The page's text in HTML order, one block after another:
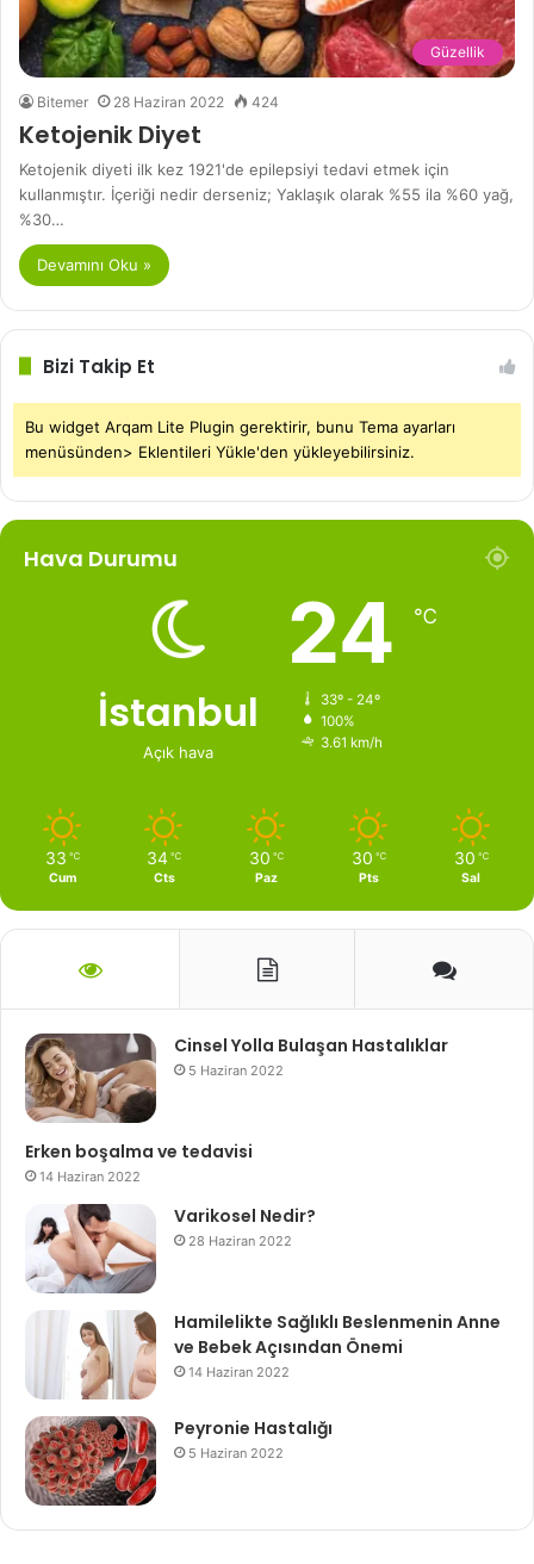
Güzellik
Bitemer 28 Haziran 2022 424
Ketojenik Diyet
Ketojenik diyeti ilk kez 1921'de epilepsiyi tedavi etmek için
kullanmıştır. İçeriği nedir derseniz; Yaklaşık olarak %55 ila %60 yağ,
%30…
Devamını Oku »
Bizi Takip Et
Bu widget Arqam Lite Plugin gerektirir, bunu Tema ayarları
menüsünden> Eklentileri Yükle'den yükleyebilirsiniz.
Hava Durumu
İstanbul
Açık hava
24 ℃
33º - 24º
100%
3.61 km/h
33 ℃
Cum
34 ℃
Cts
30 ℃
Paz
30 ℃
Pts
30 ℃
Sal
Cinsel Yolla Bulaşan Hastalıklar
5 Haziran 2022
Erken boşalma ve tedavisi
14 Haziran 2022
Varikosel Nedir?
28 Haziran 2022
Hamilelikte Sağlıklı Beslenmenin Anne
ve Bebek Açısından Önemi
14 Haziran 2022
Peyronie Hastalığı
5 Haziran 2022